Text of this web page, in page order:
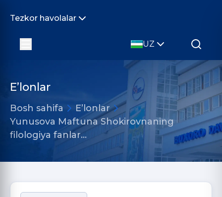
Tezkor havolalar
UZ
E’lonlar
Bosh sahifa
E’lonlar
Yunusova Maftuna Shokirovnaning
filologiya fanlar…